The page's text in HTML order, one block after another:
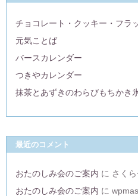
チョコレート・クッキー・フラ
元気ことば
バースカレンダー
つきやカレンダー
抹茶とあずきのわらびもちかき
最近のコメント
おたのしみ会のご案内 に さく
おたのしみ会のご案内 に